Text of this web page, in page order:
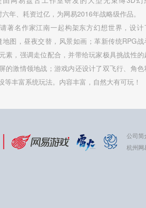
年、耗资过亿，为网易2016年战略级作品。
请著名作家江南一起构架东方幻想世界，设计
地图，昼夜交替，风景如画；革新传统RPG战
素，强调走位配合，并带给玩家极具挑战性的
的激情领地战；游戏内还设计了双飞行、角色
等丰富系统玩法。内容丰富，自然大有可玩！
公司简
杭州